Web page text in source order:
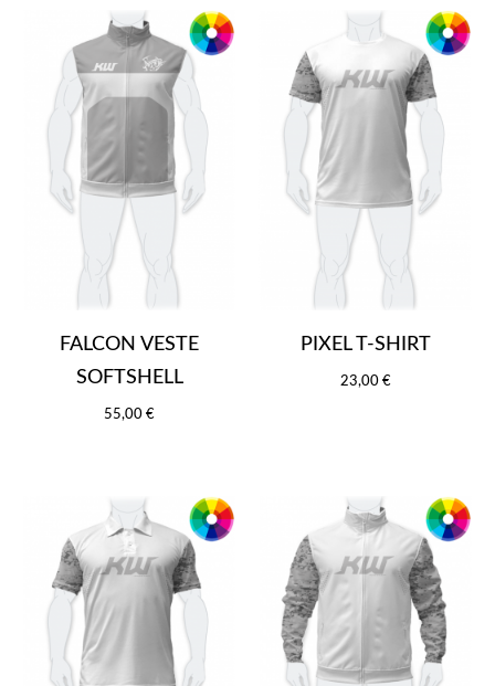
FALCON VESTE
SOFTSHELL
55,00 €
PIXEL T-SHIRT
23,00 €